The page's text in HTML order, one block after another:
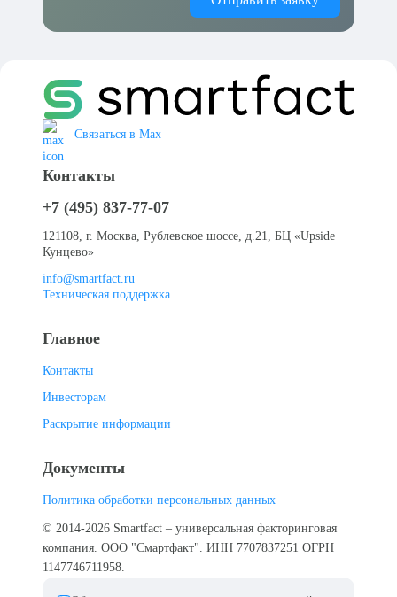
Связаться в Max
Главное
Контакты
Инвесторам
Раскрытие информации
Документы
Политика обработки персональных данных
Контакты
+7 (495) 837-77-07
121108, г. Москва, Рублевское шоссе, д.21, БЦ «Upside
Кунцево»
info@smartfact.ru
Техническая поддержка
© 2014-2026 Smartfact – универсальная факторинговая
компания. ООО "Смартфакт". ИНН 7707837251 ОГРН
1147746711958.